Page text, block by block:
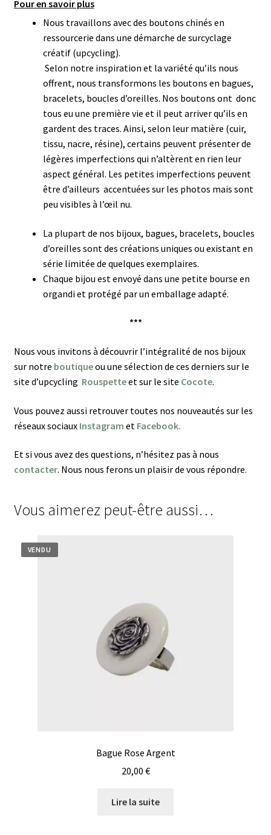
Pour en savoir plus
Nous travaillons avec des boutons chinés en
ressourcerie dans une démarche de surcyclage
créatif (upcycling).
Selon notre inspiration et la variété qu’ils nous
offrent, nous transformons les boutons en bagues,
bracelets, boucles d’oreilles. Nos boutons ont donc
tous eu une première vie et il peut arriver qu’ils en
gardent des traces. Ainsi, selon leur matière (cuir,
tissu, nacre, résine), certains peuvent présenter de
légères imperfections qui n’altèrent en rien leur
aspect général. Les petites imperfections peuvent
être d’ailleurs accentuées sur les photos mais sont
peu visibles à l’œil nu.
La plupart de nos bijoux, bagues, bracelets, boucles
d’oreilles sont des créations uniques ou existant en
série limitée de quelques exemplaires.
Chaque bijou est envoyé dans une petite bourse en
organdi et protégé par un emballage adapté.
***
Nous vous invitons à découvrir l’intégralité de nos bijoux
sur notre boutiqueou une sélection de ces derniers sur le
site d’upcycling Rouspetteet sur le site Cocote.
Vous pouvez aussi retrouver toutes nos nouveautés sur les
réseaux sociaux Instagram et Facebook.
Et si vous avez des questions, n’hésitez pas à nous
contacter. Nous nous ferons un plaisir de vous répondre.
Vous aimerez peut-être aussi…
VENDU
Bague Rose Argent
20,00 €
Lire la suite